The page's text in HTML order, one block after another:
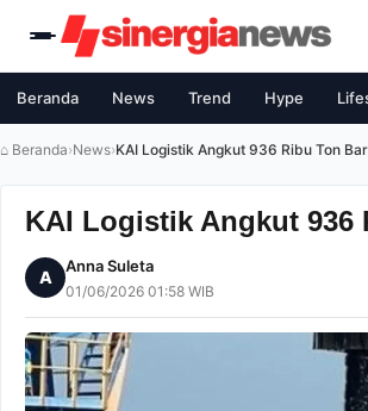
Beranda News Trend Hype
⌂ Beranda›News›KAI Logistik Angkut 936 Ribu Ton
KAI Logistik Angkut 936
A
Anna Suleta
01/06/2026 01:58 WIB